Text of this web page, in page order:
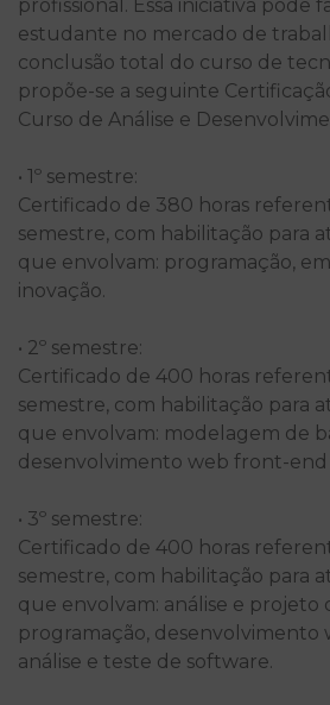
profissional. Essa iniciativa pode
estudante no mercado de
conclusão total do curso de
propõe-se a seguinte
Curso de Análise e
• 1º semestre:
Certificado de 380 horas
semestre, com habilitação para
que envolvam: programação,
inovação.
• 2º semestre:
Certificado de 400 horas
semestre, com habilitação para
que envolvam: modelagem de
desenvolvimento web front-end
• 3º semestre:
Certificado de 400 horas
semestre, com habilitação para
que envolvam: análise e projeto
programação,
análise e teste de software.